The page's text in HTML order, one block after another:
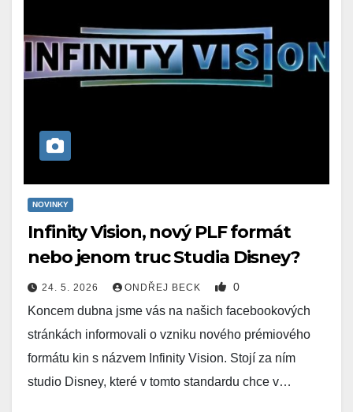
NOVINKY
Infinity Vision, nový PLF formát
nebo jenom truc Studia Disney?
24. 5. 2026 ONDŘEJ BECK 0
Koncem dubna jsme vás na našich facebookových
stránkách informovali o vzniku nového prémiového
formátu kin s názvem Infinity Vision. Stojí za ním
studio Disney, které v tomto standardu chce v…